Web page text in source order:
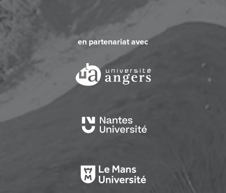
en partenariat avec